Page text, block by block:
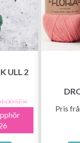
ULL 2
SEK
Pris
upp till
vår garn-
tillgång till
Prenumerera